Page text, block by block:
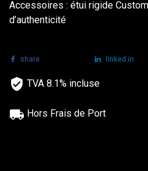
Accessoires : étui rigide
d’authenticité
share linked in
TVA 8.1% incluse
Hors Frais de Port